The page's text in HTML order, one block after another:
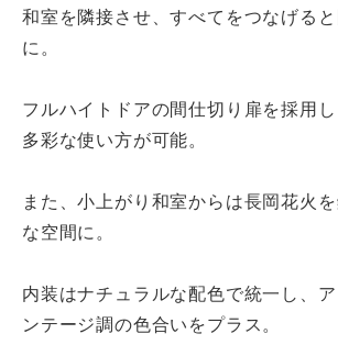
和室を隣接させ、すべてをつなげる
に。
フルハイトドアの間仕切り扉を採用
多彩な使い方が可能。
また、小上がり和室からは長岡花火
な空間に。
内装はナチュラルな配色で統一し、
ンテージ調の色合いをプラス。